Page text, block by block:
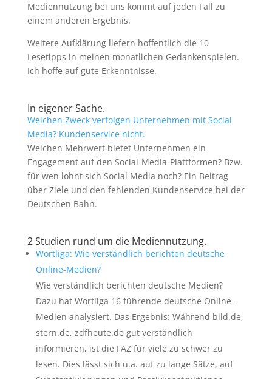
Mediennutzung bei uns kommt auf jeden Fall zu
einem anderen Ergebnis.
Weitere Aufklärung liefern hoffentlich die 10
Lesetipps in meinen monatlichen Gedankenspielen.
Ich hoffe auf gute Erkenntnisse.
In eigener Sache.
Welchen Zweck verfolgen Unternehmen mit Social
Media? Kundenservice nicht.
Welchen Mehrwert bietet Unternehmen ein
Engagement auf den Social-Media-Plattformen? Bzw.
für wen lohnt sich Social Media noch? Ein Beitrag
über Ziele und den fehlenden Kundenservice bei der
Deutschen Bahn.
2 Studien rund um die Mediennutzung.
Wortliga: Wie verständlich berichten deutsche
Online-Medien?
Wie verständlich berichten deutsche Medien?
Dazu hat Wortliga 16 führende deutsche Online-
Medien analysiert. Das Ergebnis: Während bild.de,
stern.de, zdfheute.de gut verständlich
informieren, ist die FAZ für viele zu schwer zu
lesen. Dies lässt sich u.a. auf zu lange Sätze, auf